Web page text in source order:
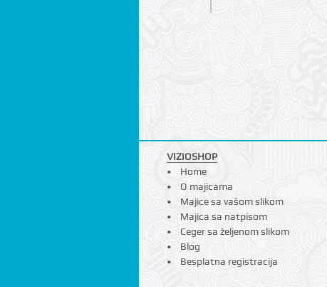
VIZIOSHOP
Home
O majicama
Majice sa vašom slikom
Majica sa natpisom
Ceger sa željenom slikom
Blog
Besplatna registracija